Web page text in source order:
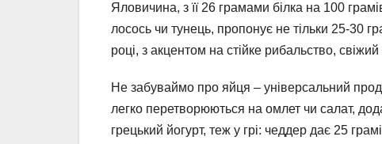
Яловичина, з її 26 грамами білка на 100
лосось чи тунець, пропонує не тільки 25-30
році, з акцентом на стійке рибальство,
Не забуваймо про яйця – універсальний
легко перетворюються на омлет чи салат,
грецький йогурт, теж у грі: чеддер дає 25